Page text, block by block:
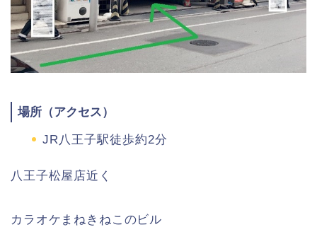
場所（アクセス）
JR八王子駅徒歩約2分
八王子松屋店近く
カラオケまねきねこのビル